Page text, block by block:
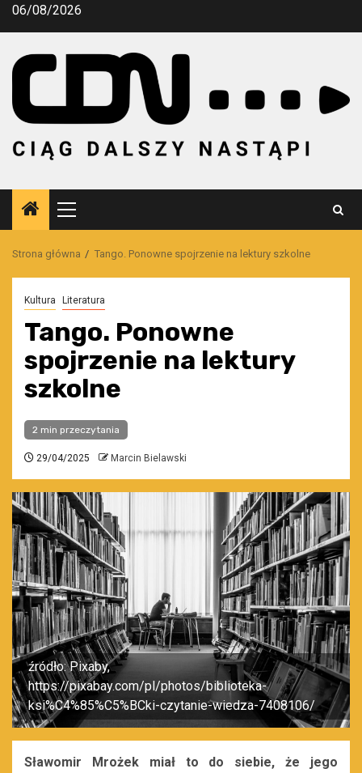
Przejdź
06/08/2026
Menu
główne
Strona główna Tango. Ponowne spojrzenie na lektury szkolne
Kultura Literatura
Tango. Ponowne
spojrzenie na lektury
szkolne
2 min przeczytania
29/04/2025 Marcin Bielawski
źródło: Pixaby,
https://pixabay.com/pl/photos/biblioteka-
ksi%C4%85%C5%BCki-czytanie-wiedza-7408106/
Sławomir Mrożek miał to do siebie, że jego